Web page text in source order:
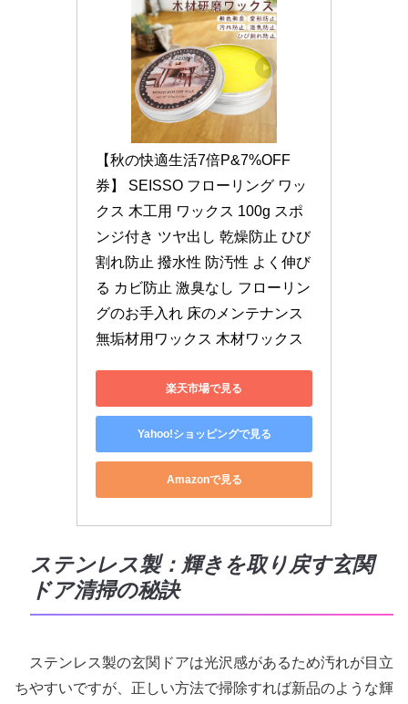
【秋の快適生活7倍P&7%OFF
券】 SEISSO フローリング ワッ
クス 木工用 ワックス 100g スポ
ンジ付き ツヤ出し 乾燥防止 ひび
割れ防止 撥水性 防汚性 よく伸び
る カビ防止 激臭なし フローリン
グのお手入れ 床のメンテナンス
無垢材用ワックス 木材ワックス
楽天市場で見る
Yahoo!ショッピングで見る
Amazonで見る
ステンレス製：輝きを取り戻す玄関
ドア清掃の秘訣
ステンレス製の玄関ドアは光沢感があるため汚れが目立
ちやすいですが、正しい方法で掃除すれば新品のような輝